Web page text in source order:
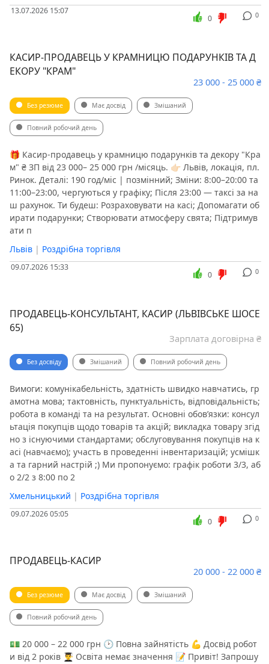
13.07.2026 15:07 0
0
КАСИР-ПРОДАВЕЦЬ У КРАМНИЦЮ ПОДАРУНКІВ ТА Д
ЕКОРУ "КРАМ"
23 000 - 25 000 ₴
Без резюме Має досвід Змішаний
Повний робочий день
🎁 Касир-продавець у крамницю подарунків та декору "Кра
м" ₴ ЗП від 23 000– 25 000 грн /місяць. 👉🏻 Львів, локація, пл.
Ринок. Деталі: ️190 год/міс | позмінний; ️Зміни: 8:00–20:00 та
11:00–23:00, чергуються у графіку; ️Після 23:00 — таксі за на
ш рахунок. Ти будеш: ️Розраховувати на касі; ️Допомагати об
ирати подарунки; ️Створювати атмосферу свята; ️Підтримув
ати п
Львів | Роздрібна торгівля
09.07.2026 15:33 0
0
ПРОДАВЕЦЬ-КОНСУЛЬТАНТ, КАСИР (ЛЬВІВСЬКЕ ШОСЕ
65)
Зарплата договірна ₴
Без досвіду Змішаний Повний робочий день
Вимоги: комунікабельність, здатність швидко навчатись, гр
амотна мова; тактовність, пунктуальність, відповідальність;
робота в команді та на результат. Основні обов’язки: консул
ьтація покупців щодо товарів та акцій; викладка товару згід
но з існуючими стандартами; обслуговування покупців на к
асі (навчаємо); участь в проведенні інвентаризацій; усмішк
а та гарний настрій ;) Ми пропонуємо: графік роботи 3/3, аб
о 2/2 з 8:00 по 2
Хмельницький | Роздрібна торгівля
09.07.2026 05:05 0
0
ПРОДАВЕЦЬ-КАСИР
20 000 - 22 000 ₴
Без резюме Має досвід Змішаний
Повний робочий день
💵 20 000 – 22 000 грн 🕑 Повна зайнятість 💪 Досвід робот
и від 2 років 👨‍🎓 Освіта немає значення 📝 Привіт! Запрошу